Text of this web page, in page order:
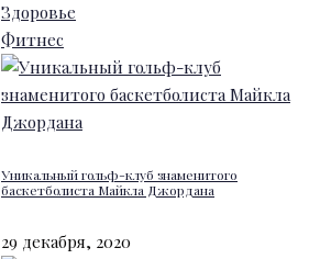
Здоровье
Фитнес
Уникальный гольф-клуб знаменитого
баскетболиста Майкла Джордана
29 декабря, 2020